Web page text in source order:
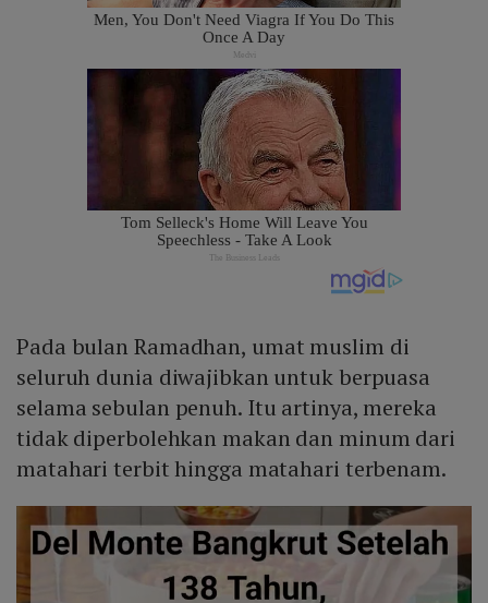
Pada bulan Ramadhan, umat muslim di
seluruh dunia diwajibkan untuk berpuasa
selama sebulan penuh. Itu artinya, mereka
tidak diperbolehkan makan dan minum dari
matahari terbit hingga matahari terbenam.